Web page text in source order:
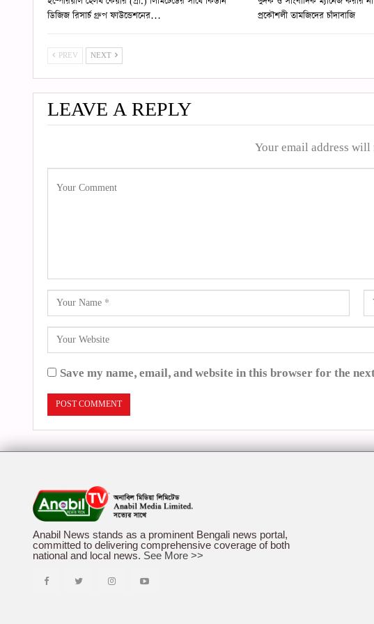
ডিজিজ রিসার্চ গ্রুপ ফাউন্ডেশনের…
প্রকৌশলী তামজিদের চাঁদাবাজি
PREV NEXT
LEAVE A REPLY
Your email address will
Save my name, email, and website in this browser for the
Anabil News stands as a prominent Bengali news portal,
committed to delivering comprehensive coverage of both
national and local news. See More >>